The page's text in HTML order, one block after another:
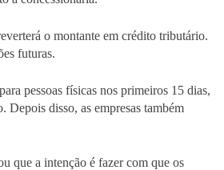
o montante em crédito tributário.
futuras.
pessoas físicas nos primeiros 15 dias,
Depois disso, as empresas também
que a intenção é fazer com que os